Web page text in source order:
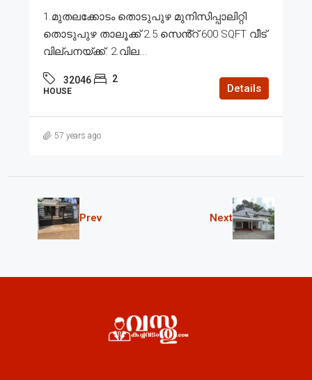
1.മുതലക്കോടം തൊടുപുഴ മുനിസിപ്പാലിറ്റി
തൊടുപുഴ താലൂക്ക് 2.5 സെൻ്റ് 600 SQFT വീട്
വില്പനയ്ക്ക്. 2.വില...
32046 2
HOUSE Details
57 years ago
Prev Next